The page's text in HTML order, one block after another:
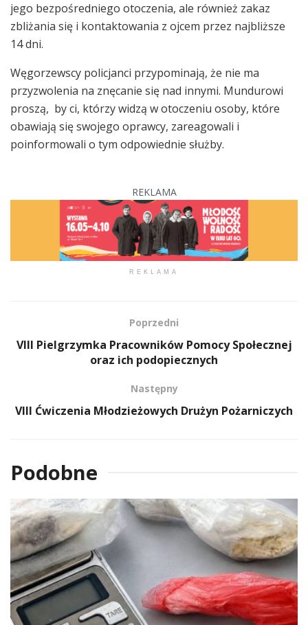
jego bezpośredniego otoczenia, ale również zakaz
zbliżania się i kontaktowania z ojcem przez najbliższe
14 dni.
Węgorzewscy policjanci przypominają, że nie ma
przyzwolenia na znęcanie się nad innymi. Mundurowi
proszą, by ci, którzy widzą w otoczeniu osoby, które
obawiają się swojego oprawcy, zareagowali i
poinformowali o tym odpowiednie służby.
REKLAMA
REKLAMA
Poprzedni
VIII Pielgrzymka Pracowników Pomocy Społecznej
oraz ich podopiecznych
Następny
VIII Ćwiczenia Młodzieżowych Drużyn Pożarniczych
Podobne